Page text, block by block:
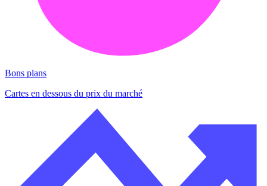
Bons plans
Cartes en dessous du prix du marché